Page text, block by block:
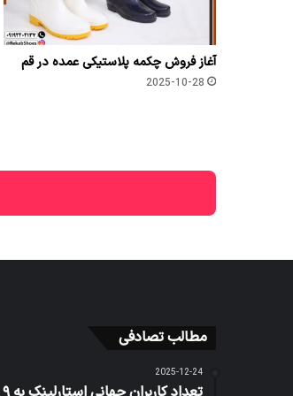
آغاز فروش چکمه پلاستیکی عمده در قم
2025-10-28
مطالب تصادفی
2025-12-24